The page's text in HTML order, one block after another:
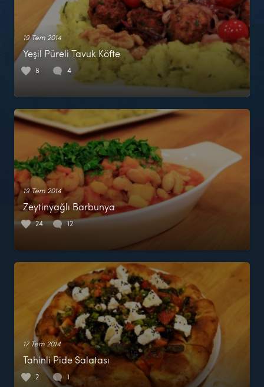
19 Tem 2014
Yeşil Püreli Tavuk Köfte
8 4
19 Tem 2014
Zeytinyağlı Barbunya
24 12
17 Tem 2014
Tahinli Pide Salatası
2 1